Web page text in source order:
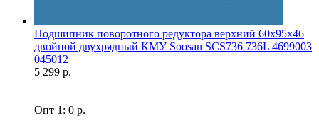
Подшипник поворотного редуктора верхний 60x95x46
двойной двухрядный КМУ Soosan SCS736 736L 4699003
045012
5 299 р.
Опт 1: 0 р.